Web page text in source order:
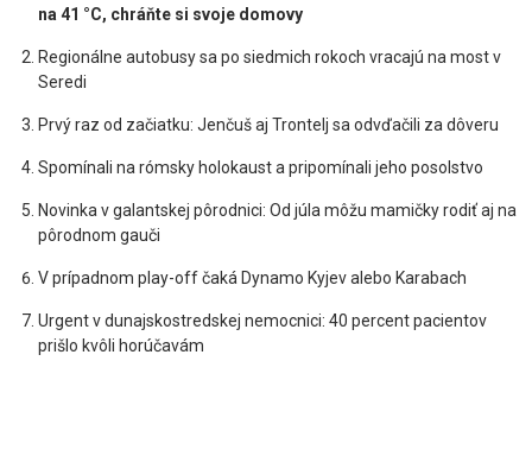
na 41 °C, chráňte si svoje domovy
Regionálne autobusy sa po siedmich rokoch vracajú na most v
Seredi
Prvý raz od začiatku: Jenčuš aj Trontelj sa odvďačili za dôveru
Spomínali na rómsky holokaust a pripomínali jeho posolstvo
Novinka v galantskej pôrodnici: Od júla môžu mamičky rodiť aj na
pôrodnom gauči
V prípadnom play-off čaká Dynamo Kyjev alebo Karabach
Urgent v dunajskostredskej nemocnici: 40 percent pacientov
prišlo kvôli horúčavám